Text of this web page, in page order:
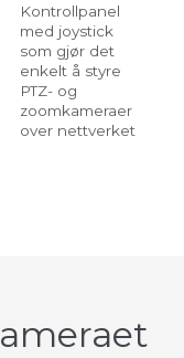
Kontrollpanel
med joystick
som gjør det
enkelt å styre
PTZ- og
zoomkameraer
over nettverket